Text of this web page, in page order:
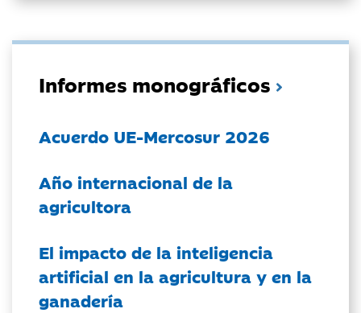
Informes monográficos
Acuerdo UE-Mercosur 2026
Año internacional de la
agricultora
El impacto de la inteligencia
artificial en la agricultura y en la
ganadería